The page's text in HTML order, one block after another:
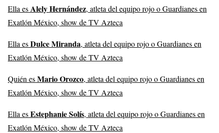
Ella es Alely Hernández, atleta del equipo rojo o Guardianes en
Exatlón México, show de TV Azteca
Ella esDulce Miranda, atleta del equipo rojo o Guardianes en
Exatlón México, show de TV Azteca
Quién esMario Orozco, atleta del equipo rojo o Guardianes en
Exatlón México, show de TV Azteca
Ella esEstephanie Solís, atleta del equipo rojo o Guardianes en
Exatlón México, show de TV Azteca